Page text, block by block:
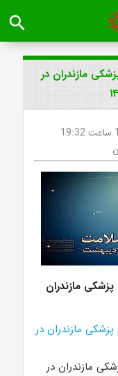
search
مازندران در
مازندران
مازندران در